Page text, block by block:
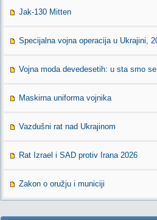
Jak-130 Mitten
Specijalna vojna operacija u Ukrajini,
Vojna moda devedesetih: u sta smo
Maskirna uniforma vojnika
Vazdušni rat nad Ukrajinom
Rat Izrael i SAD protiv Irana 2026
Zakon o oružju i municiji